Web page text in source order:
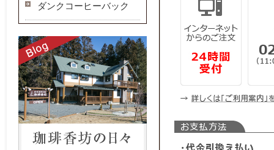
ダンクコーヒーバック